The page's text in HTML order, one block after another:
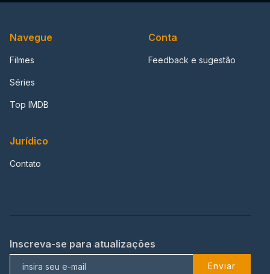
Navegue
Filmes
Séries
Top IMDB
Conta
Feedback e sugestão
Jurídico
Contato
Inscreva-se para atualizações
Enviar